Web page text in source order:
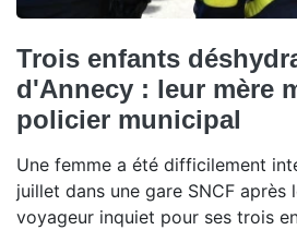
Trois enfants
d'Annecy : leur mère
policier municipal
Une femme a été difficilement
juillet dans une gare SNCF après
voyageur inquiet pour ses trois